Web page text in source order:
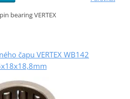
bearing VERTEX
čapu VERTEX WB142